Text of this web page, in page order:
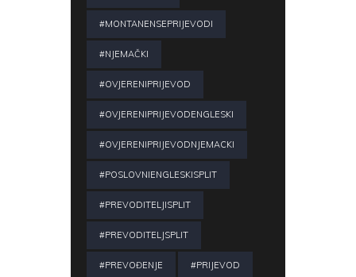
#MONTANENSEPRIJEVODI
#NJEMAČKI
#OVJERENIPRIJEVOD
#OVJERENIPRIJEVODENGLESKI
#OVJERENIPRIJEVODNJEMACKI
#POSLOVNIENGLESKISPLIT
#PREVODITELJISPLIT
#PREVODITELJSPLIT
#PREVOĐENJE #PRIJEVOD